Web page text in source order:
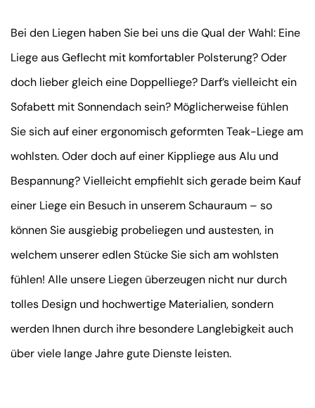
Bei den Liegen haben Sie bei uns die Qual der Wahl: Eine
Liege aus Geflecht mit komfortabler Polsterung? Oder
doch lieber gleich eine Doppelliege? Darf’s vielleicht ein
Sofabett mit Sonnendach sein? Möglicherweise fühlen
Sie sich auf einer ergonomisch geformten Teak-Liege am
wohlsten. Oder doch auf einer Kippliege aus Alu und
Bespannung? Vielleicht empfiehlt sich gerade beim Kauf
einer Liege ein Besuch in unserem Schauraum – so
können Sie ausgiebig probeliegen und austesten, in
welchem unserer edlen Stücke Sie sich am wohlsten
fühlen! Alle unsere Liegen überzeugen nicht nur durch
tolles Design und hochwertige Materialien, sondern
werden Ihnen durch ihre besondere Langlebigkeit auch
über viele lange Jahre gute Dienste leisten.